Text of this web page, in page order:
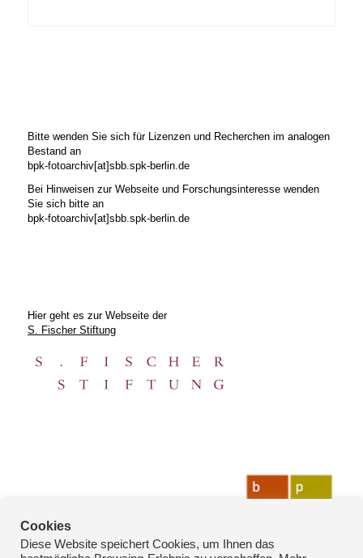
Bitte wenden Sie sich für Lizenzen und Recherchen im analogen
Bestand an
bpk-fotoarchiv[at]sbb.spk-berlin.de
Bei Hinweisen zur Webseite und Forschungsinteresse wenden
Sie sich bitte an
bpk-fotoarchiv[at]sbb.spk-berlin.de
Hier geht es zur Webseite der
S. Fischer Stiftung
Cookies
Diese Website speichert Cookies, um Ihnen das